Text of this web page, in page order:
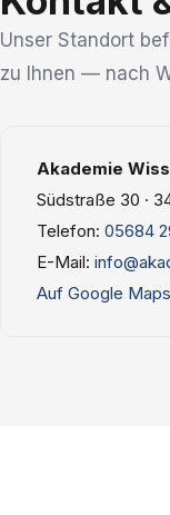
Unser Standort
zu Ihnen — nach
Akademie
Südstraße 30 ·
Telefon: 05684
E-Mail:
Auf Google